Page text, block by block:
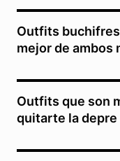
Outfits
mejor de ambos
Outfits que son
quitarte la depre